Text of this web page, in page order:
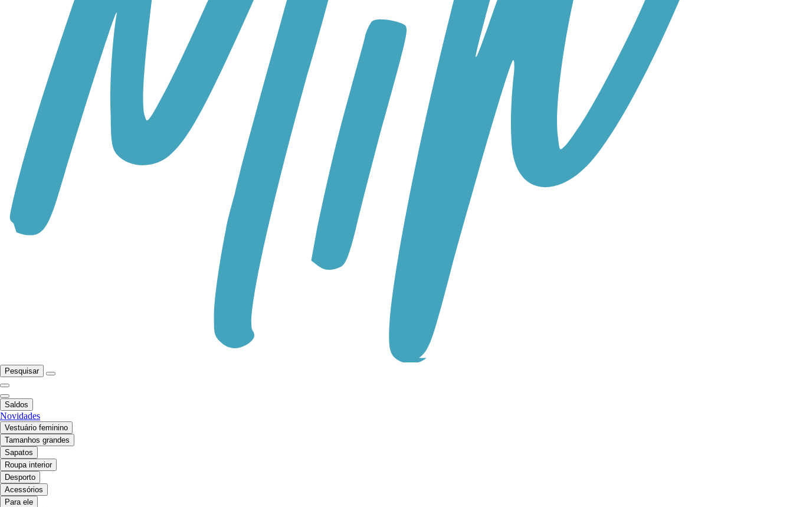
Pesquisar
Saldos
Novidades
Vestuário feminino
Tamanhos grandes
Sapatos
Roupa interior
Desporto
Acessórios
Para ele